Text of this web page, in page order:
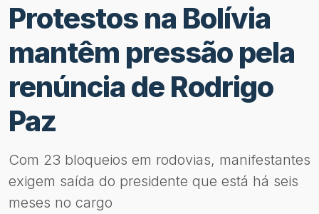
Protestos na Bolívia
mantêm pressão pela
renúncia de Rodrigo
Paz
Com 23 bloqueios em rodovias, manifestantes
exigem saída do presidente que está há seis
meses no cargo